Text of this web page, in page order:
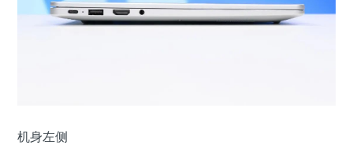
机身左侧